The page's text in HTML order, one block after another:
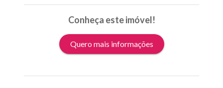
Conheça este imóvel!
Quero mais informações